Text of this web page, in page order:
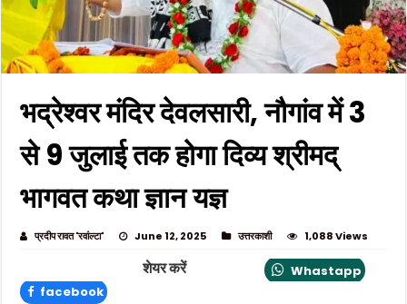
भद्रेश्वर मंदिर देवलसारी, नौगांव में 3
से 9 जुलाई तक होगा दिव्य श्रीमद्
भागवत कथा ज्ञान यज्ञ
प्रदीप रावत 'रवांल्टा' June 12, 2025 उत्तरकाशी 1,088 Views
शेयर करें
Whastapp
facebook